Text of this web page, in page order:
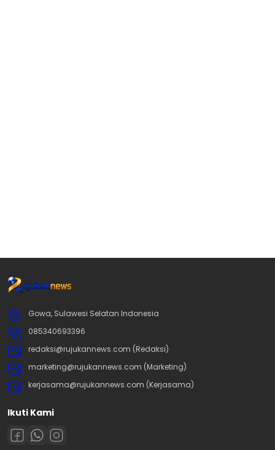
Gowa, Sulawesi Selatan Indonesia
085340693396
redaksi@rujukannews.com (Redaksi)
marketing@rujukannews.com (Marketing)
kerjasama@rujukannews.com (Kerjasama)
Ikuti Kami